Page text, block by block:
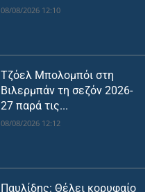
08/08/2026 12:10
Τζόελ Μπολομπόι στη
Βιλερμπάν τη σεζόν 2026-
27 παρά τις...
08/08/2026 12:12
Παυλίδης: Θέλει κορυφαίο